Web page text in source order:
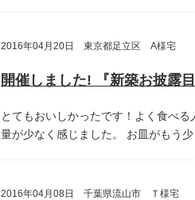
2016年04月20日 東京都足立区 A様宅
とてもおいしかったです！よく食べ
量が少なく感じました。
お皿がもう
2016年04月08日 千葉県流山市 Ｔ様宅